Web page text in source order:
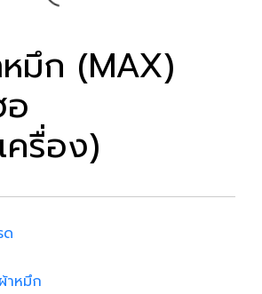
มึก (MAX)
ครื่อง)
ด
าหมึก